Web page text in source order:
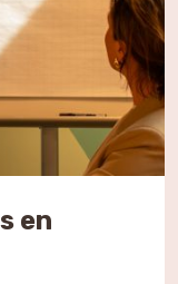
en